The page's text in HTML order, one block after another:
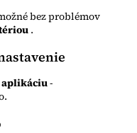
bez problémov
.
-